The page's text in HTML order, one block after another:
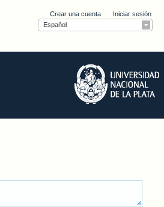
Crear una cuenta
Iniciar sesión
Español